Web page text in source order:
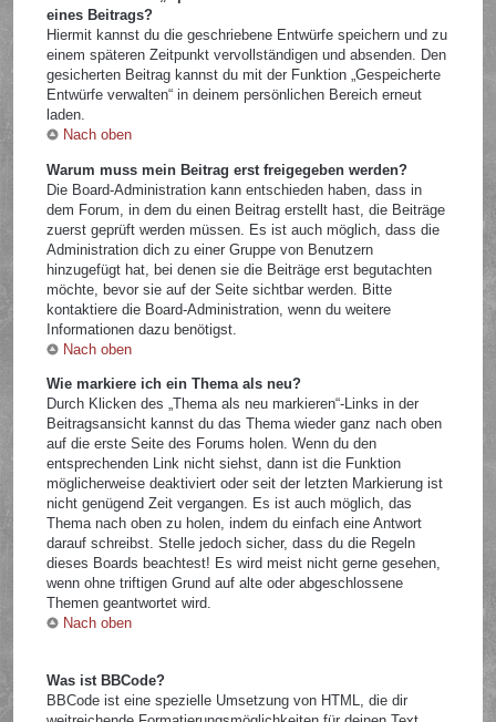
eines Beitrags?
Hiermit kannst du die geschriebene Entwürfe speichern und zu
einem späteren Zeitpunkt vervollständigen und absenden. Den
gesicherten Beitrag kannst du mit der Funktion „Gespeicherte
Entwürfe verwalten“ in deinem persönlichen Bereich erneut
laden.
Nach oben
Warum muss mein Beitrag erst freigegeben werden?
Die Board-Administration kann entschieden haben, dass in
dem Forum, in dem du einen Beitrag erstellt hast, die Beiträge
zuerst geprüft werden müssen. Es ist auch möglich, dass die
Administration dich zu einer Gruppe von Benutzern
hinzugefügt hat, bei denen sie die Beiträge erst begutachten
möchte, bevor sie auf der Seite sichtbar werden. Bitte
kontaktiere die Board-Administration, wenn du weitere
Informationen dazu benötigst.
Nach oben
Wie markiere ich ein Thema als neu?
Durch Klicken des „Thema als neu markieren“-Links in der
Beitragsansicht kannst du das Thema wieder ganz nach oben
auf die erste Seite des Forums holen. Wenn du den
entsprechenden Link nicht siehst, dann ist die Funktion
möglicherweise deaktiviert oder seit der letzten Markierung ist
nicht genügend Zeit vergangen. Es ist auch möglich, das
Thema nach oben zu holen, indem du einfach eine Antwort
darauf schreibst. Stelle jedoch sicher, dass du die Regeln
dieses Boards beachtest! Es wird meist nicht gerne gesehen,
wenn ohne triftigen Grund auf alte oder abgeschlossene
Themen geantwortet wird.
Nach oben
Was ist BBCode?
BBCode ist eine spezielle Umsetzung von HTML, die dir